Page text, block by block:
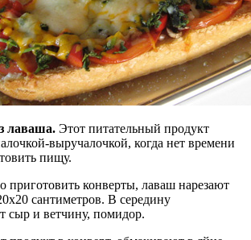
лаваша. Этот питательный продукт
выручалочкой, когда нет времени
пищу.
приготовить конверты, лаваш нарезают
сантиметров. В середину
сыр и ветчину, помидор.